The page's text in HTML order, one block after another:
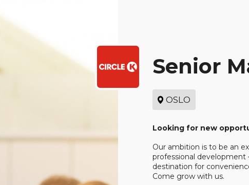
Senior
OSLO
Looking for new
Our ambition is to be an
professional development
destination for
Come grow with us.